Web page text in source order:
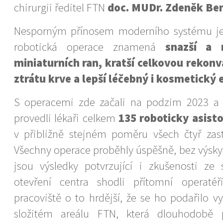
chirurgii ředitel FTN doc. MUDr. Zdeněk
Nesporným přínosem moderního systému
robotická operace znamená snazší a
miniaturních ran, kratší celkovou
ztrátu krve a lepší léčebný i kosmetický
S operacemi zde začali na podzim 2023
provedli lékaři celkem 135 roboticky
v přibližně stejném poměru všech čtyř
Všechny operace proběhly úspěšně, bez
jsou výsledky potvrzující i zkušenosti ze
otevření centra shodli přítomní
pracoviště o to hrdější, že se ho podařilo
složitém areálu FTN, která dlouhodobě